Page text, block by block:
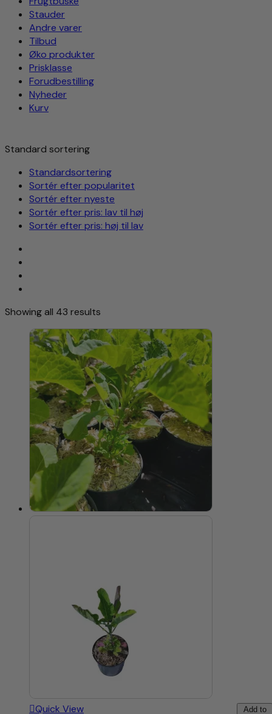
Stauder
Andre varer
Tilbud
Øko produkter
Prisklasse
Forudbestilling
Nyheder
Kurv
Standard sortering
Standardsortering
Sortér efter popularitet
Sortér efter nyeste
Sortér efter pris: lav til høj
Sortér efter pris: høj til lav
Showing all 43 results
Add to
Quick View